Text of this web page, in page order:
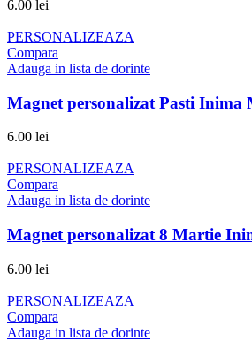
6.00 lei
PERSONALIZEAZA
Compara
Adauga in lista de dorinte
Magnet personalizat Pasti Inima
6.00 lei
PERSONALIZEAZA
Compara
Adauga in lista de dorinte
Magnet personalizat 8 Martie
6.00 lei
PERSONALIZEAZA
Compara
Adauga in lista de dorinte